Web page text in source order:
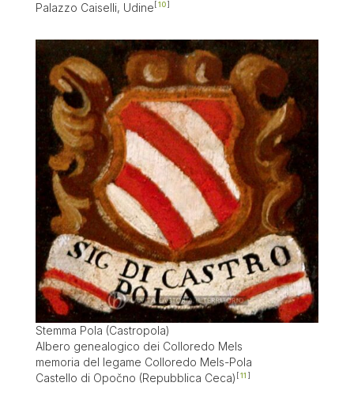
Palazzo Caiselli, Udine 10
Stemma Pola (Castropola)
Albero genealogico dei Colloredo Mels
memoria del legame Colloredo Mels-Pola
Castello di Opočno (Repubblica Ceca)
11